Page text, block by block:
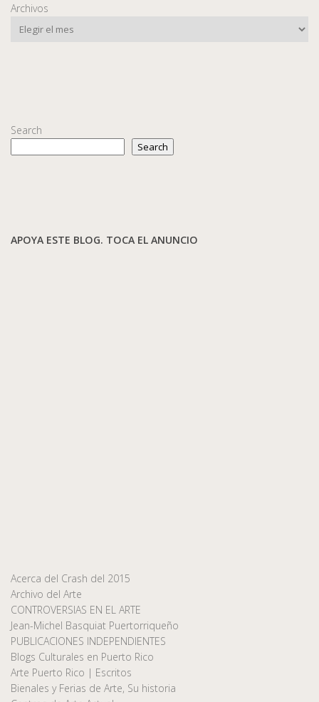
Archivos
Search
Search
APOYA ESTE BLOG. TOCA EL ANUNCIO
Acerca del Crash del 2015
Archivo del Arte
CONTROVERSIAS EN EL ARTE
Jean-Michel Basquiat Puertorriqueño
PUBLICACIONES INDEPENDIENTES
Blogs Culturales en Puerto Rico
Arte Puerto Rico | Escritos
Bienales y Ferias de Arte, Su historia